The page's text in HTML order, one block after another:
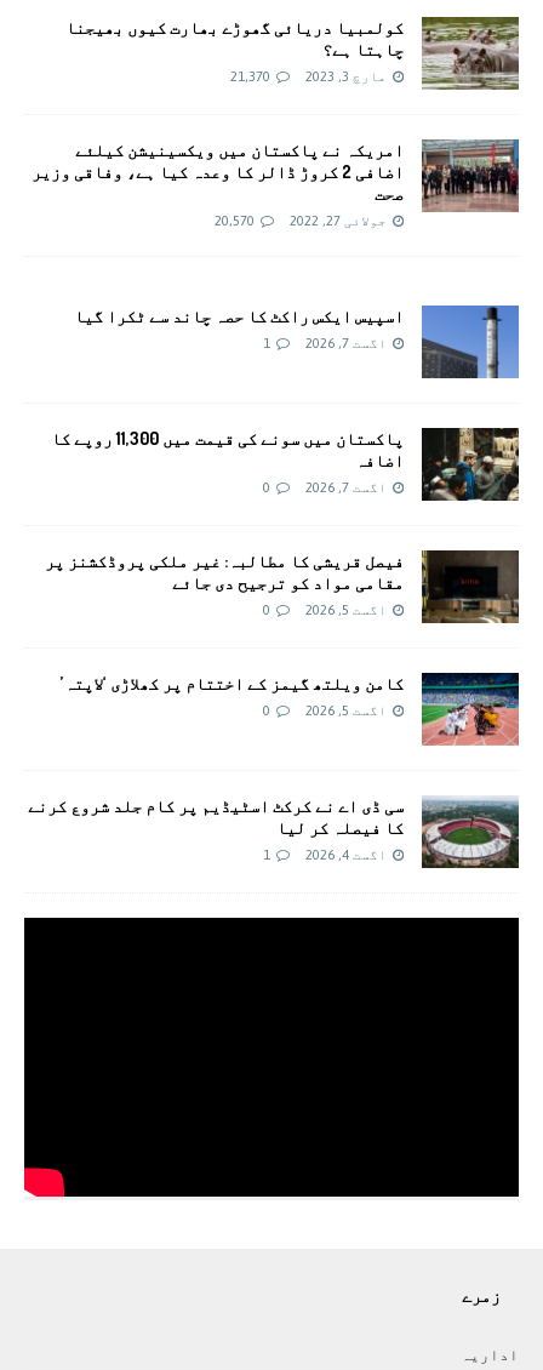
کولمبیا دریائی گھوڑے بھارت کیوں بھیجنا
چاہتا ہے؟
مارچ 3, 2023 21,370
امريکہ نے پاکستان میں ویکسینیشن کیلئے
اضافی 2 کروڑ ڈالر کا وعدہ کیا ہے، وفاقی وزیر
صحت
جولائی 27, 2022 20,570
اسپیس ایکس راکٹ کا حصہ چاند سے ٹکرا گیا
اگست 7, 2026 1
پاکستان میں سونے کی قیمت میں 11,300 روپے کا
اضافہ
اگست 7, 2026 0
فیصل قریشی کا مطالبہ: غیر ملکی پروڈکشنز پر
مقامی مواد کو ترجیح دی جائے
اگست 5, 2026 0
کامن ویلتھ گیمز کے اختتام پر کھلاڑی ‘لاپتہ’
اگست 5, 2026 0
سی ڈی اے نے کرکٹ اسٹیڈیم پر کام جلد شروع کرنے
کا فیصلہ کر لیا
اگست 4, 2026 1
زمرے
اداريہ